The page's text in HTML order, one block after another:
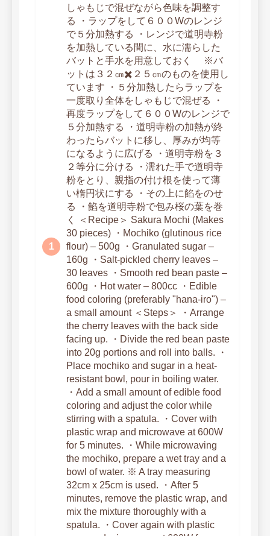
しゃもじで混ぜながら色味を調整す
る ・ラップをして６００Wのレンジ
で５分加熱する ・レンジで道明寺粉
を加熱している間に、水に濡らした
バットと手水を用意しておく ※バ
ットは３２㎝✖️２５㎝のものを使用し
ています ・５分加熱したらラップを
一度取り全体をしゃもじで混ぜる ・
再度ラップをして６００Wのレンジで
５分加熱する ・道明寺粉の加熱が終
わったらバットに移し、厚みが均等
になるように広げる ・道明寺粉を３
２等分に分ける ・濡れた手で道明寺
粉をとり、親指の付け根を使って薄
い楕円状にする ・その上に餡をのせ
る ・餡を道明寺粉で包み桜の葉を巻
く ＜Recipe＞ Sakura Mochi (Makes
30 pieces) ・Mochiko (glutinous rice
flour) – 500g ・Granulated sugar –
160g ・Salt-pickled cherry leaves –
30 leaves ・Smooth red bean paste –
600g ・Hot water – 800cc ・Edible
food coloring (preferably "hana-iro") –
a small amount ＜Steps＞ ・Arrange
the cherry leaves with the back side
facing up. ・Divide the red bean paste
into 20g portions and roll into balls. ・
Place mochiko and sugar in a heat-
resistant bowl, pour in boiling water.
・Add a small amount of edible food
coloring and adjust the color while
stirring with a spatula. ・Cover with
plastic wrap and microwave at 600W
for 5 minutes. ・While microwaving
the mochiko, prepare a wet tray and a
bowl of water. ※ A tray measuring
32cm x 25cm is used. ・After 5
minutes, remove the plastic wrap, and
mix the mixture thoroughly with a
spatula. ・Cover again with plastic